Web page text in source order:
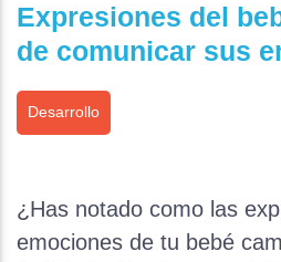
Expresiones del
de comunicar sus
Desarrollo
¿Has notado como las
emociones de tu bebé